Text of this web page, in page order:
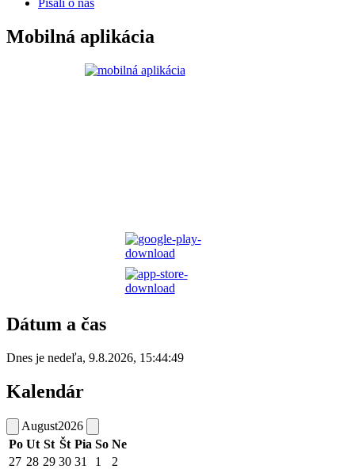
Písali o nás
Mobilná aplikácia
Dátum a čas
Dnes je nedeľa, 9.8.2026, 15:44:49
Kalendár
August2026
Po Ut St Št Pia So Ne
27 28 29 30 31 1
2